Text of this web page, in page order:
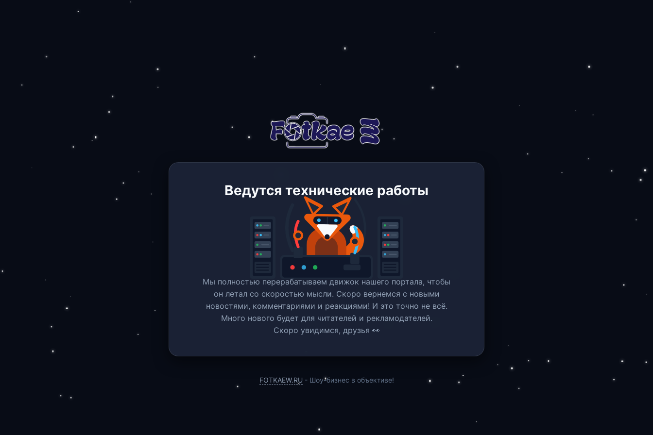
Ведутся технические работы
Мы полностью перерабатываем движок нашего портала, чтобы
он летал со скоростью мысли. Скоро вернемся c новыми
новостями, комментариями и реакциями! И это точно не всё.
Много нового будет для читателей и рекламодателей.
Скоро увидимся, друзья 👀
FOTKAEW.RU - Шоу-бизнес в объективе!